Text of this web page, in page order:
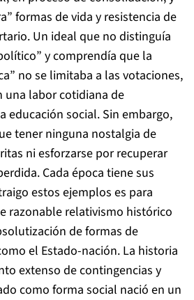
formas de vida y resistencia de
Un ideal que no distinguía
y comprendía que la
no se limitaba a las votaciones,
una labor cotidiana de
educación social. Sin embargo,
tener ninguna nostalgia de
ni esforzarse por recuperar
Cada época tiene sus
estos ejemplos es para
razonable relativismo histórico
de formas de
el Estado-nación. La historia
extenso de contingencias y
como forma social nació en un